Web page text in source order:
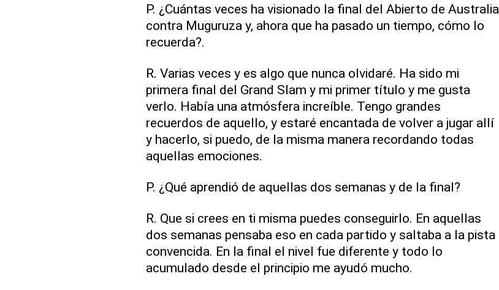
P. ¿Cuántas veces ha visionado la final del Abierto de Australia
contra Muguruza y, ahora que ha pasado un tiempo, cómo lo
recuerda?.
R. Varias veces y es algo que nunca olvidaré. Ha sido mi
primera final del Grand Slam y mi primer título y me gusta
verlo. Había una atmósfera increíble. Tengo grandes
recuerdos de aquello, y estaré encantada de volver a jugar allí
y hacerlo, si puedo, de la misma manera recordando todas
aquellas emociones.
P. ¿Qué aprendió de aquellas dos semanas y de la final?
R. Que si crees en ti misma puedes conseguirlo. En aquellas
dos semanas pensaba eso en cada partido y saltaba a la pista
convencida. En la final el nivel fue diferente y todo lo
acumulado desde el principio me ayudó mucho.